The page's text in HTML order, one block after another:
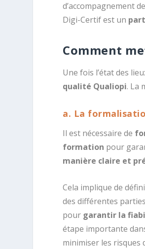
d’accompagnement
Digi-Certif est un
Comment
Une fois l’état des
qualité Qualiopi. La
a. La
Il est nécessaire de
formation pour
manière claire et
Cela implique de
des différentes
pour garantir la
étape importante
minimiser les risques